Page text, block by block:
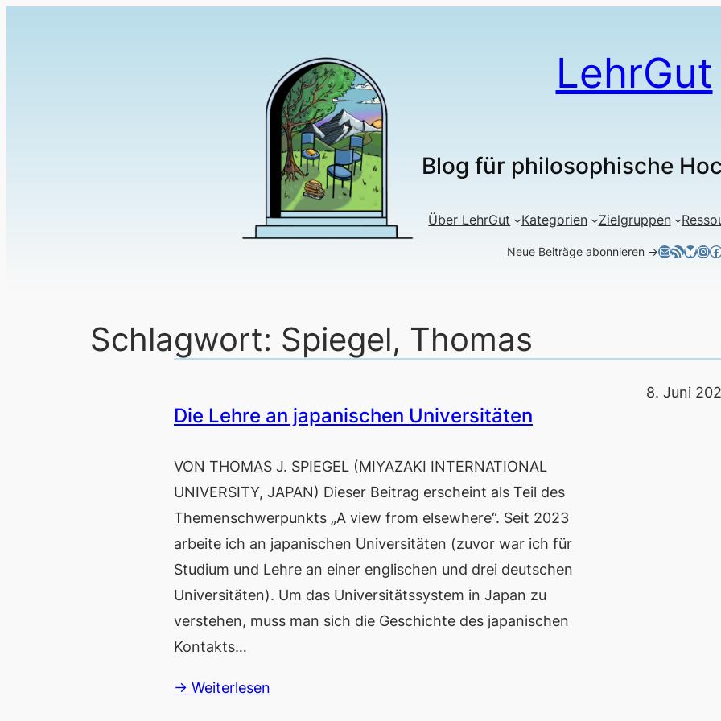
LehrGut
Blog für philosophische
Über LehrGut Kategorien Zielgruppen
Neue Beiträge abonnieren →E-MailRSS-Feed
Schlagwort: Spiegel, Thomas
Die Lehre an japanischen Universitäten
VON THOMAS J. SPIEGEL (MIYAZAKI INTERNATIONAL
UNIVERSITY, JAPAN) Dieser Beitrag erscheint als Teil des
Themenschwerpunkts „A view from elsewhere“. Seit 2023
arbeite ich an japanischen Universitäten (zuvor war ich für
Studium und Lehre an einer englischen und drei deutschen
Universitäten). Um das Universitätssystem in Japan zu
verstehen, muss man sich die Geschichte des japanischen
Kontakts…
→ Weiterlesen
8. Juni